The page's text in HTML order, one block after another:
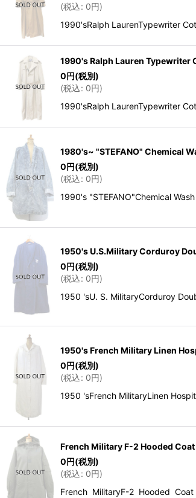
(税込: 0円)
1990'sRalph LaurenTypewriter
1990's Ralph Lauren
0円(税別)
(税込: 0円)
1990'sRalph LaurenTypewriter
1980's~ "STEFANO" Chemical
0 円(税別)
(税込: 0円)
1990's "STEFANO"Chemical
1950's U.S.Military Corduroy
0円(税別)
(税込: 0円)
1950 'sU. S. MilitaryCorduroy
1950's French Military Linen
0円(税別)
(税込: 0円)
1950 'sFrench MilitaryLinen
French Military F-2 Hooded
0円(税別)
(税込: 0円)
French MilitaryF-2 Hooded